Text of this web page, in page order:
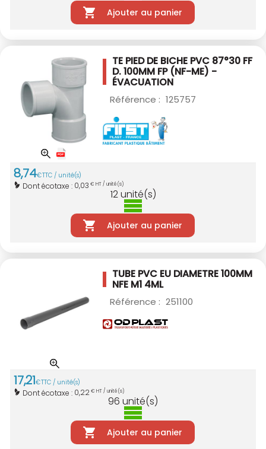
Ajouter au panier
TE PIED DE BICHE PVC 87°30 FF
D. 100MM FP (NF-ME) -
ÉVACUATION
Référence : 125757
8,74€TTC / unité(s)
Dont écotaxe : 0,03 € HT / unité(s)
12unité(s)
Ajouter au panier
TUBE PVC EU DIAMETRE 100MM
NFE M1 4ML
Référence : 251100
17,21€TTC / unité(s)
Dont écotaxe : 0,22€ HT / unité(s)
96 unité(s)
Ajouter au panier